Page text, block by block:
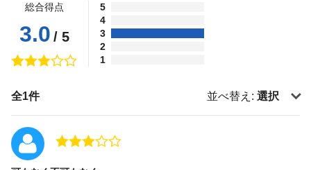
総合得点
3.0 / 5
5
4
3
2
1
全1件 並べ替え: 選択